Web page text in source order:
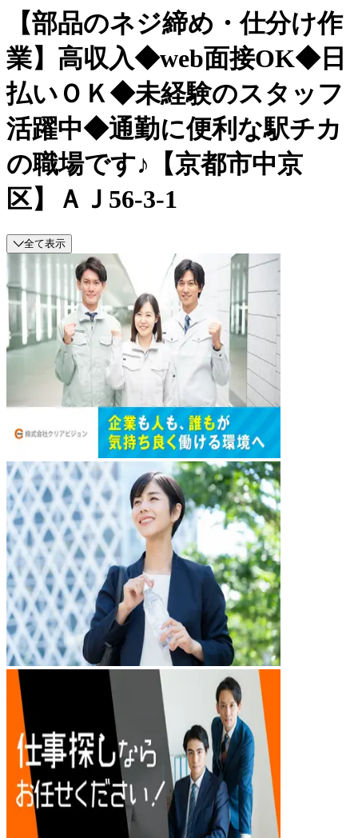
【部品のネジ締め・仕分け作
業】高収入◆web面接OK◆日
払いＯＫ◆未経験のスタッフ
活躍中◆通勤に便利な駅チカ
の職場です♪【京都市中京
区】ＡＪ56-3-1
全て表示